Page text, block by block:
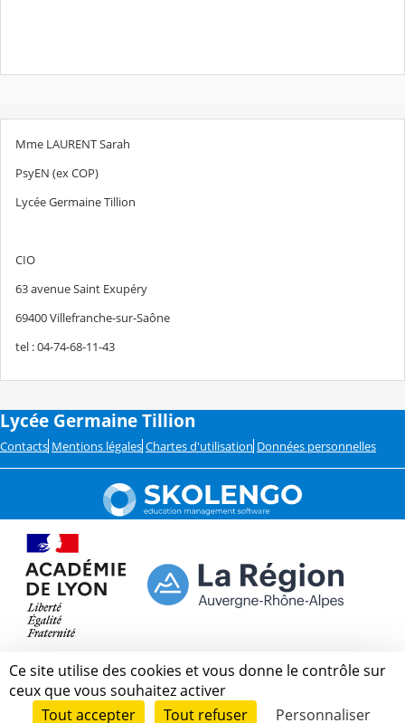
Mme LAURENT Sarah
PsyEN (ex COP)
Lycée Germaine Tillion
CIO
63 avenue Saint Exupéry
69400 Villefranche-sur-Saône
tel : 04-74-68-11-43
Lycée Germaine Tillion
Contacts Mentions légales Chartes d'utilisation Données personnelles
Ce site utilise des cookies et vous donne le contrôle sur
ceux que vous souhaitez activer
Tout accepter
Tout refuser Personnaliser